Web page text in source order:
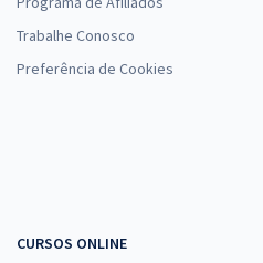
Trabalhe Conosco
Preferência de Cookies
CURSOS ONLINE